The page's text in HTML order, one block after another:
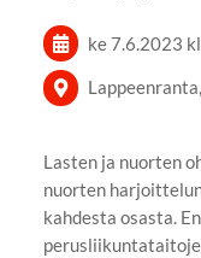
ke 7.6.2023
Lasten ja nuorten
nuorten
kahdesta osasta.